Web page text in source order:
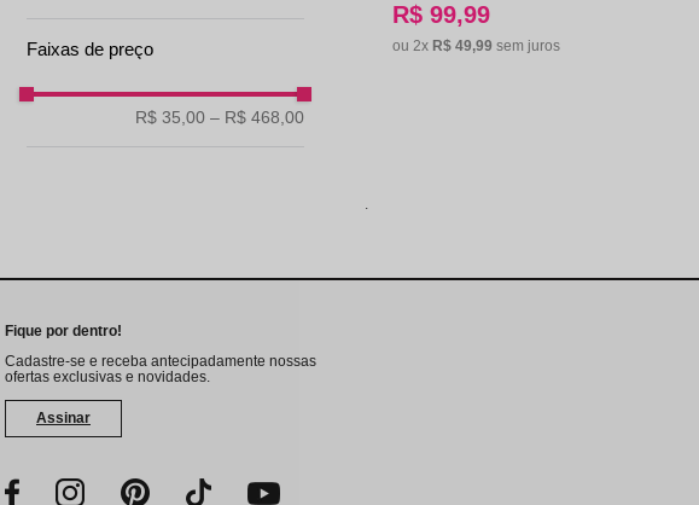
Faixas de preço
R$ 35,00 – R$ 468,00
R$ 99,99
ou 2x R$ 49,99 sem juros
.
Fique por dentro!
Cadastre-se e receba antecipadamente nossas
ofertas exclusivas e novidades.
Assinar